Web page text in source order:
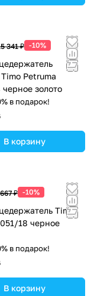
341 ₽ -10%
Petruma
золото
в подарок!
В корзину
₽ -10%
Timo
18 черное
в подарок!
В корзину